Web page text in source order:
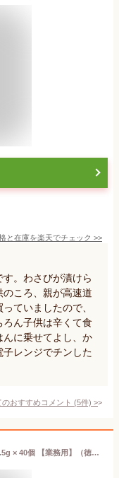
と在庫を楽天でチェック >>
。わさびが漬けら
ころ、親が高速道
ていましたので、
ん子供は辛くて食
に乗せてよし、か
子レンジでチンした
のおすすめコメント (5件) >
全国送料無料 丸美屋 特ふり わさび風味 2.5g × 40個 【業務用】（徳用 ふりかけ）